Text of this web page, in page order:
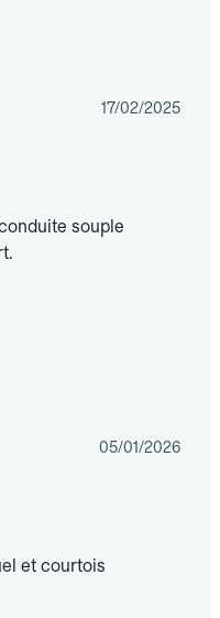
17/02/2025
souple
05/01/2026
et courtois